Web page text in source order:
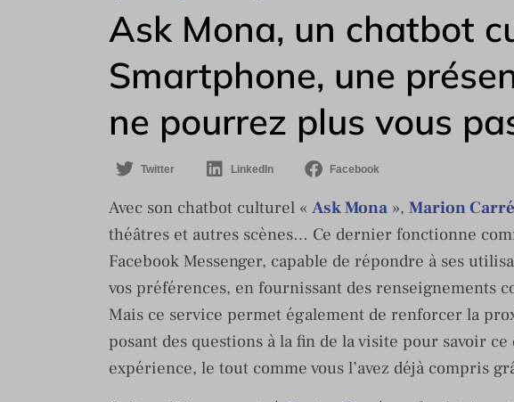
Ask Mona, un chatbot
Smartphone, une
ne pourrez plus vous
Twitter LinkedIn Facebook
Avec son chatbot culturel « Ask Mona », Marion Carré
théâtres et autres scènes… Ce dernier fonctionne
Facebook Messenger, capable de répondre à ses
vos préférences, en fournissant des renseignements
Mais ce service permet également de renforcer la
posant des questions à la fin de la visite pour savoir
expérience, le tout comme vous l’avez déjà compris